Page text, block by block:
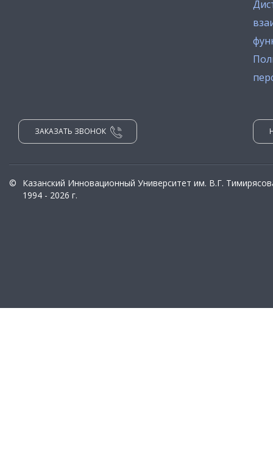
ЗАКАЗАТЬ ЗВОНОК
©
Казанский Инновационный Университет им. В.Г.
1994 - 2026 г.